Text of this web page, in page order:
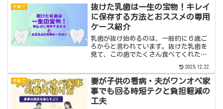
と寝かしつけてもちょっとした物音で起
きてしまうので掃除機だと...
子育て
抜けた乳歯は一生の宝物！キレイ
に保存する方法とおススメの専用
ケース紹介
乳歯が抜け始めるのは、一般的に６歳ご
ろからと言われています。抜けた乳歯を
見て、この歯でたくさん食べてくれたか
だなぁ。としみじみ感じました。そんな
抜けた乳歯を大切にとっておきたいと考
えている皆さんの役に立て...
2025.12.22
子育て
妻が子供の看病・夫がワンオペ家
事でも回る時短テクと負担軽減の
工夫